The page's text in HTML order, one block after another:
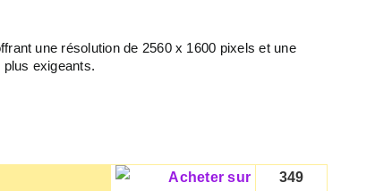
une résolution de 2560 x 1600 pixels et une
exigeants.
349